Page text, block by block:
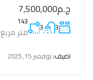
ج.م7,500,000
3
3
143
متر مربع
اضيف:نوفمبر 15, 2025